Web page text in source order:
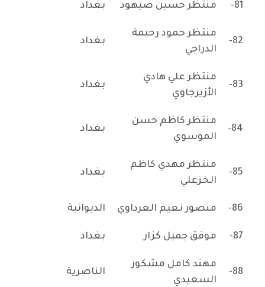
81- منتظر حسين صيهود بغداد
82-
منتظر حمود رحيمة
الدراجي
بغداد
83-
منتظر علي هادي
الأزيرجاوي
بغداد
84-
منتظر كاظم حسن
الموسوي
بغداد
85-
منتظر مهدي كاظم
الخزعلي
بغداد
86- منصور نعيم العرداوي الديوانية
87- موفق جميل كزار بغداد
88-
مهند كامل مشكور
السعيدي
الناصرية